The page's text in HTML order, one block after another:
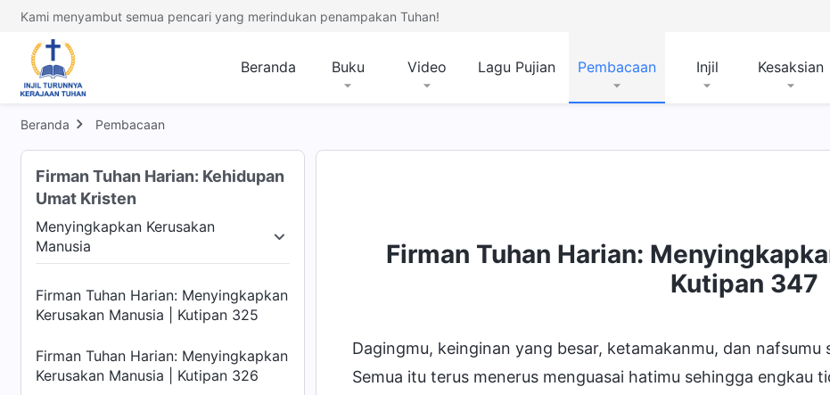
Kami menyambut semua pencari yang merindukan penampakan Tuhan!
Beranda Buku Video Lagu Pujian Pembacaan Injil Kesaksian
Beranda Pembacaan
Firman Tuhan Harian: Kehidupan
Umat Kristen
Menyingkapkan Kerusakan
Manusia
Menyingkapkan Kerusakan Manusia Jalan Masuk ke Dalam Kehidupan Tempat Tujuan
Kerusakan Manusia | Kutipan 320
Firman Tuhan Harian: Menyingkapkan
Kerusakan Manusia | Kutipan 321
Kerusakan Manusia | Kutipan 322
Firman Tuhan Harian: Menyingkapkan
Kerusakan Manusia | Kutipan 323
Firman Tuhan Harian: Menyingkapkan
Kerusakan Manusia | Kutipan 324
Firman Tuhan Harian: Menyingkapkan
Kerusakan Manusia | Kutipan 325
Firman Tuhan Harian: Menyingkapkan
Kerusakan Manusia | Kutipan 326
Firman Tuhan Harian:
Kutipan 347
Dagingmu, keinginan yang besar, ketamakanmu, dan
Semua itu terus menerus menguasai hatimu sehingga engkau